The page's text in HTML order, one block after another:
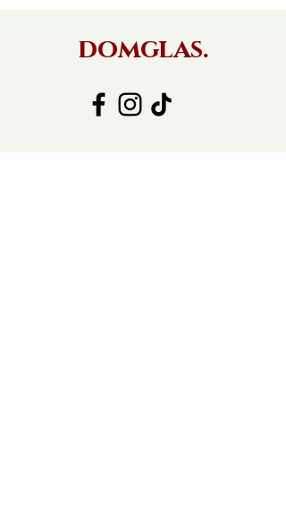
domglas.